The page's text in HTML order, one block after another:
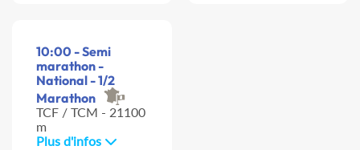
10:00 - Semi
marathon -
National - 1/2
Marathon
TCF / TCM - 21100
m
Plus d'infos